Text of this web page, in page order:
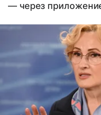
— через